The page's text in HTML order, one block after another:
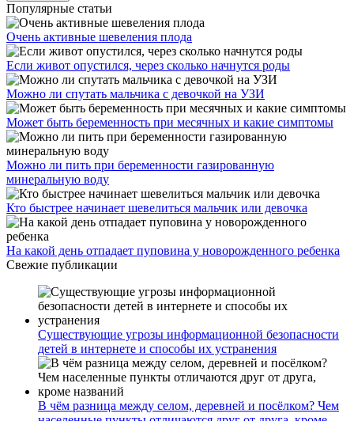
Популярные статьи
Очень активные шевеления плода
Если живот опустился, через сколько начнутся роды
Можно ли спутать мальчика с девочкой на УЗИ
Может быть беременность при месячных и какие симптомы
Можно ли пить при беременности газированную
минеральную воду
Кто быстрее начинает шевелиться мальчик или девочка
На какой день отпадает пуповина у новорожденного ребенка
Свежие публикации
Существующие угрозы информационной безопасности
детей в интернете и способы их устранения
В чём разница между селом, деревней и посёлком? Чем